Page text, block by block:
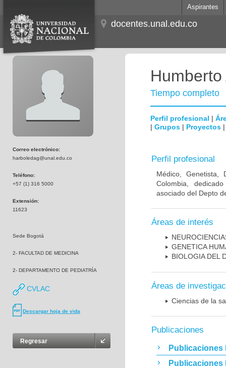
Aspirantes
docentes.unal.edu.co
Correo electrónico:
harboledag@unal.edu.co
Teléfono:
+57 (1) 316 5000
Extensión:
11623
Sede Bogotá
2- FACULTAD DE MEDICINA
2- DEPARTAMENTO DE PEDIATRÍA
CVLAC
Descargar hoja de vida
Regresar
Tiempo completo
Perfil profesional |
| Grupos | Proyectos
Perfil profesional
Médico, Genetista,
Colombia,
asociado del Depto
Áreas de interés
GENETICA
BIOLOGIA DEL
Áreas de
Ciencias de la
Publicaciones
Publicaciones
Publicaciones